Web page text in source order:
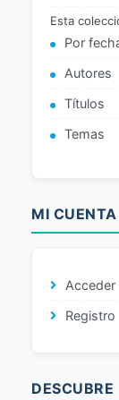
Esta
Por
Autores
Títulos
Temas
MI CUENTA
Acceder
Registro
DESCUBRE